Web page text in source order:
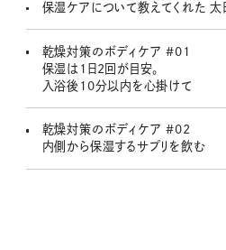
保湿ケアについて教えてくれた
乾燥対策のボディケア #01
保湿は1日2回が目安。
入浴後10分以内を心掛けて
乾燥対策のボディケア #02
内側から保湿するサプリを飲む